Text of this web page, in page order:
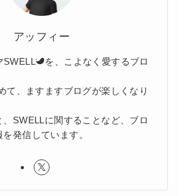
アッフィー
SWELL
を、こよなく愛するブロ
て、ますますブログが楽しくなり
SWELLに関することなど、ブロ
発信しています。